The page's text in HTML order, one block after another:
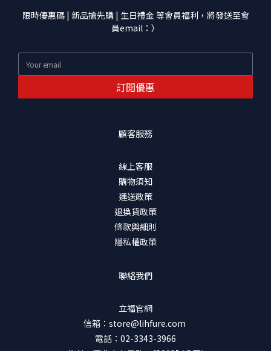
限時優惠碼 | 新品搶先購 | 生日禮金 等會員福利，將發送至會
員email：）
訂閱優惠
顧客服務
線上客服
購物須知
運送政策
退換貨政策
條款與細則
隱私權政策
聯絡我們
立福官網
信箱：store@lihfure.com
電話：02-3343-3966